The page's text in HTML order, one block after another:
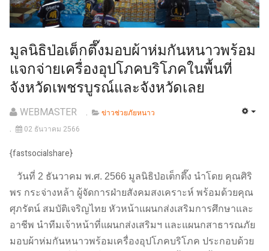
มูลนิธิป่อเต็กตึ๊งมอบผ้าห่มกันหนาวพร้อม
แจกจ่ายเครื่องอุปโภคบริโภคในพื้นที่
จังหวัดเพชรบูรณ์และจังหวัดเลย
WEBMASTER
ข่าวช่วยภัยหนาว
02 ธันวาคม 2566
{fastsocialshare}
วันที่ 2 ธันวาคม พ.ศ. 2566 มูลนิธิป่อเต็กตึ๊ง นำโดย คุณศิริ
พร กระจ่างหล้า ผู้จัดการฝ่ายสังคมสงเคราะห์ พร้อมด้วยคุณ
ศุภรัตน์ สมบัติเจริญไทย หัวหน้าแผนกส่งเสริมการศึกษาและ
อาชีพ นำทีมเจ้าหน้าที่แผนกส่งเสริมฯ และแผนกสาธารณภัย
มอบผ้าห่มกันหนาวพร้อมเครื่องอุปโภคบริโภค ประกอบด้วย